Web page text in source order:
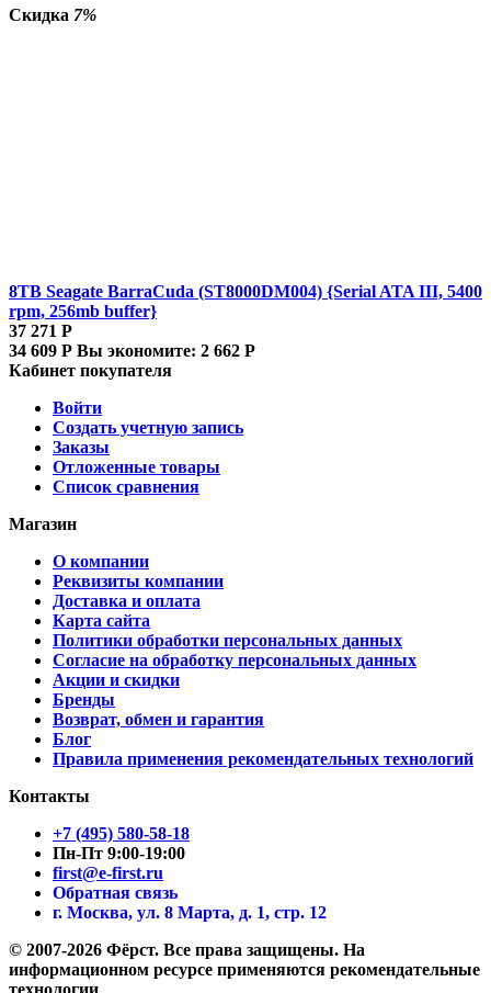
Скидка 7%
8TB Seagate BarraCuda (ST8000DM004) {Serial ATA III, 5400
rpm, 256mb buffer}
37 271 Р
34 609 Р Вы экономите: 2 662 Р
Кабинет покупателя
Войти
Создать учетную запись
Заказы
Отложенные товары
Список сравнения
Магазин
О компании
Реквизиты компании
Доставка и оплата
Карта сайта
Политики обработки персональных данных
Согласие на обработку персональных данных
Акции и скидки
Бренды
Возврат, обмен и гарантия
Блог
Правила применения рекомендательных технологий
Контакты
+7 (495) 580-58-18
Пн-Пт 9:00-19:00
first@e-first.ru
Обратная связь
г. Москва, ул. 8 Марта, д. 1, стр. 12
© 2007-2026 Фёрст. Все права защищены. На
информационном ресурсе применяются рекомендательные
технологии